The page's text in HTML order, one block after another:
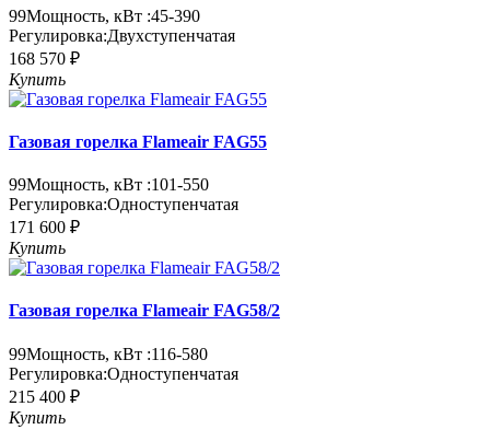
99Мощность, кВт :45-390
Регулировка:Двухступенчатая
168 570 ₽
Купить
Газовая горелка Flameair FAG55
99Мощность, кВт :101-550
Регулировка:Одноступенчатая
171 600 ₽
Купить
Газовая горелка Flameair FAG58/2
99Мощность, кВт :116-580
Регулировка:Одноступенчатая
215 400 ₽
Купить